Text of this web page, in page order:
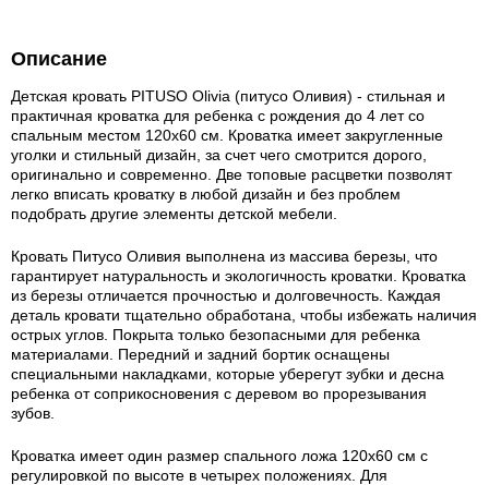
Описание
Детская кровать PITUSO Olivia (питусо Оливия) - стильная и
практичная кроватка для ребенка с рождения до 4 лет со
спальным местом 120х60 см. Кроватка имеет закругленные
уголки и стильный дизайн, за счет чего смотрится дорого,
оригинально и современно. Две топовые расцветки позволят
легко вписать кроватку в любой дизайн и без проблем
подобрать другие элементы детской мебели.
Кровать Питусо Оливия выполнена из массива березы, что
гарантирует натуральность и экологичность кроватки. Кроватка
из березы отличается прочностью и долговечность. Каждая
деталь кровати тщательно обработана, чтобы избежать наличия
острых углов. Покрыта только безопасными для ребенка
материалами. Передний и задний бортик оснащены
специальными накладками, которые уберегут зубки и десна
ребенка от соприкосновения с деревом во прорезывания
зубов.
Кроватка имеет один размер спального ложа 120х60 см с
регулировкой по высоте в четырех положениях. Для